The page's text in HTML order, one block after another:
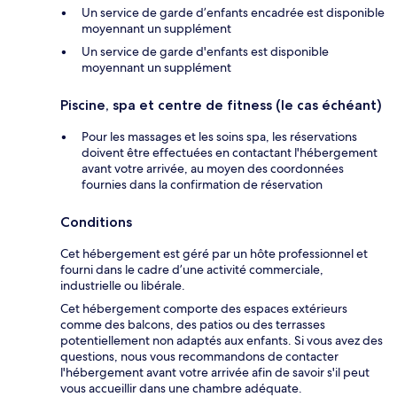
Un service de garde d’enfants encadrée est disponible
moyennant un supplément
Un service de garde d'enfants est disponible
moyennant un supplément
Piscine, spa et centre de fitness (le cas échéant)
Pour les massages et les soins spa, les réservations
doivent être effectuées en contactant l'hébergement
avant votre arrivée, au moyen des coordonnées
fournies dans la confirmation de réservation
Conditions
Cet hébergement est géré par un hôte professionnel et
fourni dans le cadre d’une activité commerciale,
industrielle ou libérale.
Cet hébergement comporte des espaces extérieurs
comme des balcons, des patios ou des terrasses
potentiellement non adaptés aux enfants. Si vous avez des
questions, nous vous recommandons de contacter
l'hébergement avant votre arrivée afin de savoir s'il peut
vous accueillir dans une chambre adéquate.